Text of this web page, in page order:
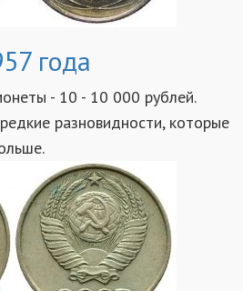
года
- 10 - 10 000 рублей.
разновидности, которые